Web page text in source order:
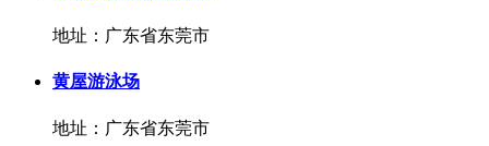
地址：广东省东莞市
黄屋游泳场
地址：广东省东莞市